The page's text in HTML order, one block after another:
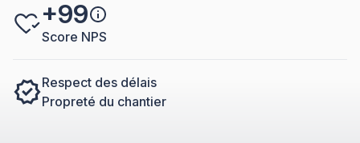
+99
Score NPS
Respect des délais
Propreté du chantier